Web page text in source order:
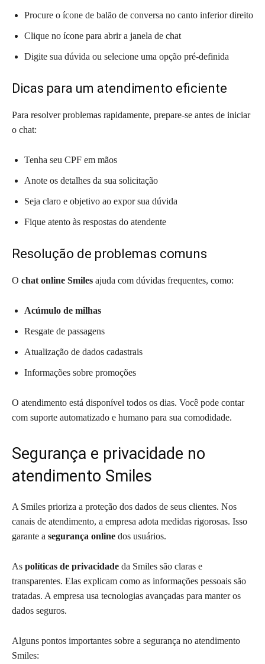
Procure o ícone de balão de conversa no canto inferior direito
Clique no ícone para abrir a janela de chat
Digite sua dúvida ou selecione uma opção pré-definida
Dicas para um atendimento eficiente
Para resolver problemas rapidamente, prepare-se antes de iniciar
o chat:
Tenha seu CPF em mãos
Anote os detalhes da sua solicitação
Seja claro e objetivo ao expor sua dúvida
Fique atento às respostas do atendente
Resolução de problemas comuns
O chat online Smiles ajuda com dúvidas frequentes, como:
Acúmulo de milhas
Resgate de passagens
Atualização de dados cadastrais
Informações sobre promoções
O atendimento está disponível todos os dias. Você pode contar
com suporte automatizado e humano para sua comodidade.
Segurança e privacidade no
atendimento Smiles
A Smiles prioriza a proteção dos dados de seus clientes. Nos
canais de atendimento, a empresa adota medidas rigorosas. Isso
garante a segurança online dos usuários.
As políticas de privacidade da Smiles são claras e
transparentes. Elas explicam como as informações pessoais são
tratadas. A empresa usa tecnologias avançadas para manter os
dados seguros.
Alguns pontos importantes sobre a segurança no atendimento
Smiles: